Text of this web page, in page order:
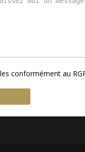
conformément au